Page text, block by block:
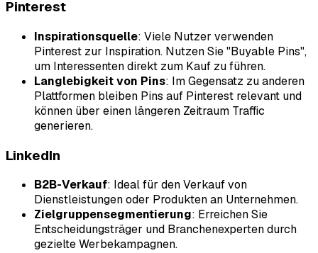
Pinterest
Inspirationsquelle: Viele Nutzer verwenden
Pinterest zur Inspiration. Nutzen Sie "Buyable Pins",
um Interessenten direkt zum Kauf zu führen.
Langlebigkeit von Pins: Im Gegensatz zu anderen
Plattformen bleiben Pins auf Pinterest relevant und
können über einen längeren Zeitraum Traffic
generieren.
LinkedIn
B2B-Verkauf: Ideal für den Verkauf von
Dienstleistungen oder Produkten an Unternehmen.
Zielgruppensegmentierung: Erreichen Sie
Entscheidungsträger und Branchenexperten durch
gezielte Werbekampagnen.